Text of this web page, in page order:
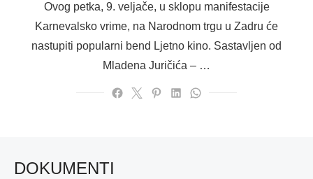
Ovog petka, 9. veljače, u sklopu manifestacije
Karnevalsko vrime, na Narodnom trgu u Zadru će
nastupiti popularni bend Ljetno kino. Sastavljen od
Mladena Juričića – …
DOKUMENTI